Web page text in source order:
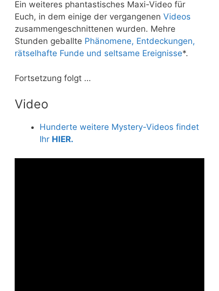
Ein weiteres phantastisches Maxi-Video für
Euch, in dem einige der vergangenen Videos
zusammengeschnittenen wurden. Mehre
Stunden geballte Phänomene, Entdeckungen,
rätselhafte Funde und seltsame Ereignisse*.
Fortsetzung folgt …
Video
Hunderte weitere Mystery-Videos findet
Ihr HIER.